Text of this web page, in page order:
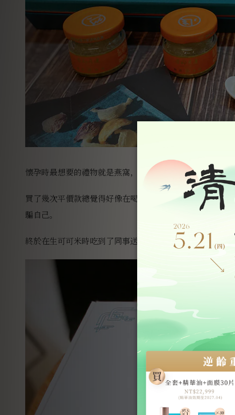
懷孕時最想要的禮物就是燕窩，只是總有一種明明是觸
買了幾次平價款總覺得好像在喝糖水，送禮尷尬自用也不
騙自己。
終於在生可可米時吃到了同事送的高檔燕窩禮盒，當時驚